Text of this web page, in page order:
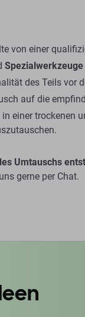
von einer
Spezialwerkzeuge
des Teils vor
auf die
in einer trockenen
Umtauschs
gerne per Chat.